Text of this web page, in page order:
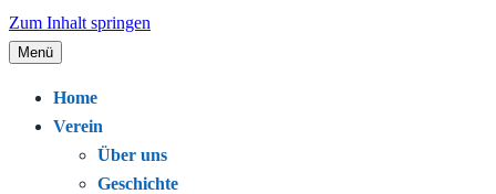
Zum Inhalt springen
Schwimmclub Bregenz
Leidenschaft.
Menü
Home
Verein
Über uns
Geschichte